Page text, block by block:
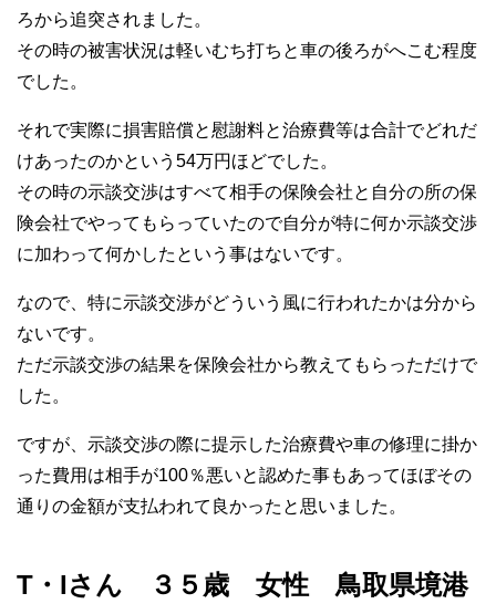
ろから追突されました。
その時の被害状況は軽いむち打ちと車の後ろがへこむ程度
でした。
それで実際に損害賠償と慰謝料と治療費等は合計でどれだ
けあったのかという54万円ほどでした。
その時の示談交渉はすべて相手の保険会社と自分の所の保
険会社でやってもらっていたので自分が特に何か示談交渉
に加わって何かしたという事はないです。
なので、特に示談交渉がどういう風に行われたかは分から
ないです。
ただ示談交渉の結果を保険会社から教えてもらっただけで
した。
ですが、示談交渉の際に提示した治療費や車の修理に掛か
った費用は相手が100％悪いと認めた事もあってほぼその
通りの金額が支払われて良かったと思いました。
T・Iさん ３５歳 女性 鳥取県境港